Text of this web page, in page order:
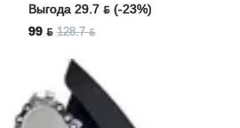
Выгода 29.7 ƃ (-23%)
99 ƃ 128.7 ƃ